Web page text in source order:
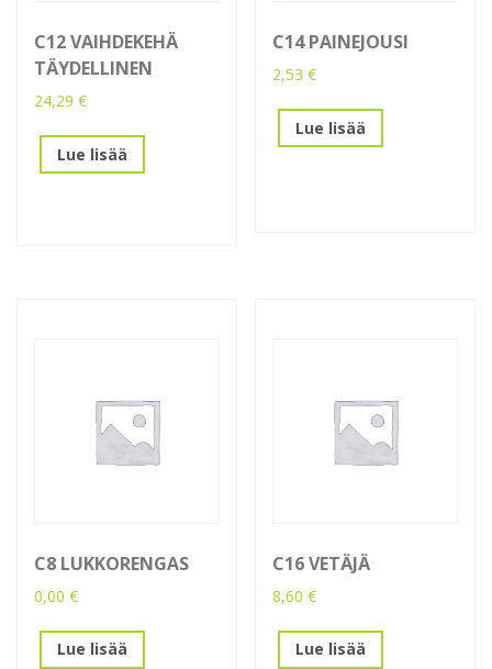
C12 VAIHDEKEHÄ
TÄYDELLINEN
24,29 €
Lue lisää
C14 PAINEJOUSI
2,53€
Lue lisää
C8 LUKKORENGAS
0,00 €
Lue lisää
C16 VETÄJÄ
8,60€
Lue lisää